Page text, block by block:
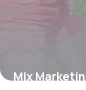
Mix